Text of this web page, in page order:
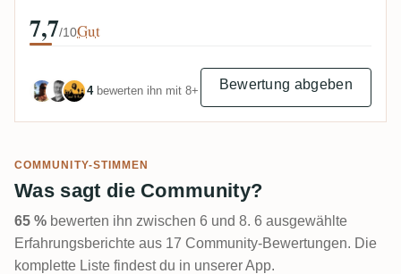
7,7/10Gut
4bewerten ihn mit 8+ Bewertung abgeben
COMMUNITY-STIMMEN
Was sagt die Community?
65 % bewerten ihn zwischen 6 und 8. 6 ausgewählte
Erfahrungsberichte aus 17 Community-Bewertungen. Die
komplette Liste findest du in unserer App.